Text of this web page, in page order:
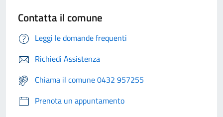
Contatta il comune
Leggi le domande frequenti
Richiedi Assistenza
Chiama il comune 0432 957255
Prenota un appuntamento